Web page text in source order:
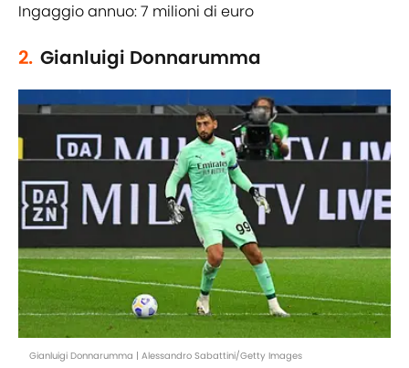
Ingaggio annuo: 7 milioni di euro
2. Gianluigi Donnarumma
Gianluigi Donnarumma | Alessandro Sabattini/Getty Images